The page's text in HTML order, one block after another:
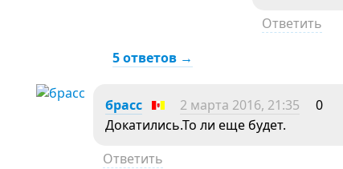
Ответить
5 ответов →
брасс 2 марта 2016, 21:35
0
Докатились.То ли еще будет.
Ответить